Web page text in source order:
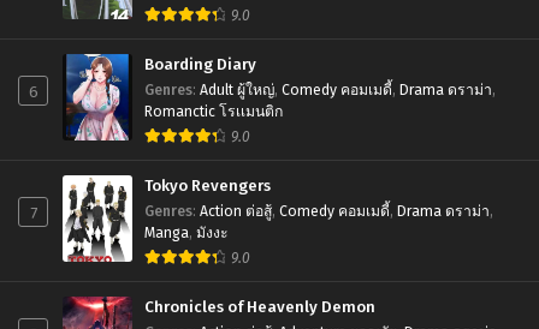
9.0
6
Boarding Diary
Genres: Adult ผู้ใหญ่, Comedy คอมเมดี้, Drama ดราม่า,
Romanctic โรเเมนติก
9.0
7
Tokyo Revengers
Genres: Action ต่อสู้, Comedy คอมเมดี้, Drama ดราม่า,
Manga, มังงะ
9.0
Chronicles of Heavenly Demon